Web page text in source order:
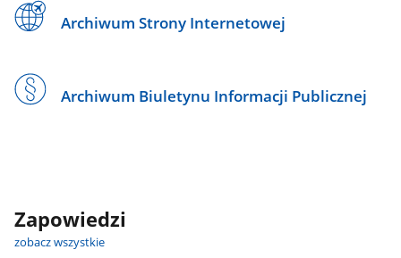
Archiwum Strony Internetowej
Archiwum Biuletynu Informacji Publicznej
Zapowiedzi
zobacz wszystkie